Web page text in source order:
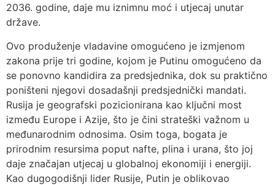
2036. godine, daje mu iznimnu moć i utjecaj unutar
države.
Ovo produženje vladavine omogućeno je izmjenom
zakona prije tri godine, kojom je Putinu omogućeno da
se ponovno kandidira za predsjednika, dok su praktično
poništeni njegovi dosadašnji predsjednički mandati.
Rusija je geografski pozicionirana kao ključni most
između Europe i Azije, što je čini strateški važnom u
međunarodnim odnosima. Osim toga, bogata je
prirodnim resursima poput nafte, plina i urana, što joj
daje značajan utjecaj u globalnoj ekonomiji i energiji.
Kao dugogodišnji lider Rusije, Putin je oblikovao